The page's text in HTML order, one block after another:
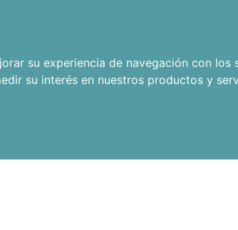
su experiencia de navegación con los
su interés en nuestros productos y